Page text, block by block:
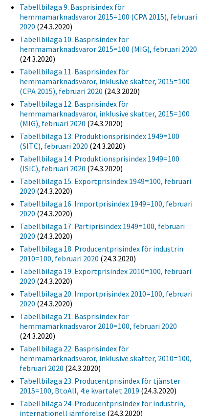
Tabellbilaga 9. Basprisindex för
hemmamarknadsvaror 2015=100 (CPA 2015), februari
2020 (24.3.2020)
Tabellbilaga 10. Basprisindex för
hemmamarknadsvaror 2015=100 (MIG), februari 2020
(24.3.2020)
Tabellbilaga 11. Basprisindex för
hemmamarknadsvaror, inklusive skatter, 2015=100
(CPA 2015), februari 2020 (24.3.2020)
Tabellbilaga 12. Basprisindex för
hemmamarknadsvaror, inklusive skatter, 2015=100
(MIG), februari 2020 (24.3.2020)
Tabellbilaga 13. Produktionsprisindex 1949=100
(SITC), februari 2020 (24.3.2020)
Tabellbilaga 14. Produktionsprisindex 1949=100
(ISIC), februari 2020 (24.3.2020)
Tabellbilaga 15. Exportprisindex 1949=100, februari
2020 (24.3.2020)
Tabellbilaga 16. Importprisindex 1949=100, februari
2020 (24.3.2020)
Tabellbilaga 17. Partiprisindex 1949=100, februari
2020 (24.3.2020)
Tabellbilaga 18. Producentprisindex för industrin
2010=100, februari 2020 (24.3.2020)
Tabellbilaga 19. Exportprisindex 2010=100, februari
2020 (24.3.2020)
Tabellbilaga 20. Importprisindex 2010=100, februari
2020 (24.3.2020)
Tabellbilaga 21. Basprisindex för
hemmamarknadsvaror 2010=100, februari 2020
(24.3.2020)
Tabellbilaga 22. Basprisindex för
hemmamarknadsvaror, inklusive skatter, 2010=100,
februari 2020 (24.3.2020)
Tabellbilaga 23. Producentprisindex för tjänster
2015=100, BtoAll, 4:e kvartalet 2019 (24.3.2020)
Tabellbilaga 24. Producentprisindex för industrin,
internationell jämförelse (24.3.2020)